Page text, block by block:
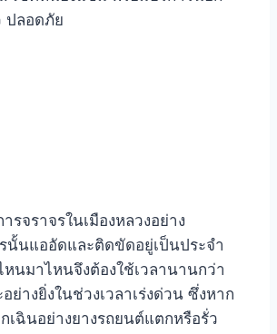
รจราจรในเมืองหลวงอย่าง
นั้นแออัดและติดขัดอยู่เป็นประจำ
หนมาไหนจึงต้องใช้เวลานานกว่า
ย่างยิ่งในช่วงเวลาเร่งด่วน ซึ่งหาก
เฉินอย่างยางรถยนต์แตกหรือรั่ว